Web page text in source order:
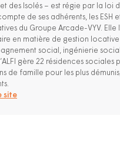
et des Isolés – est régie par la loi
de ses adhérents, les ESH
du Groupe Arcade-VYV. Elle
en matière de gestion
social, ingénierie
gère 22 résidences sociales
de famille pour les plus
site